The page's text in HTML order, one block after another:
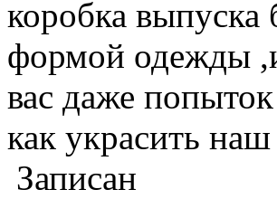
коробка выпуска
формой одежды
вас даже
как украсить
Записан